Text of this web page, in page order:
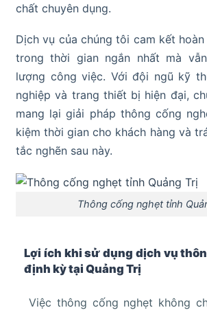
chất chuyên dụng.
Dịch vụ của chúng tôi cam kết
trong thời gian ngắn nhất mà
lượng công việc. Với đội ngũ kỹ
nghiệp và trang thiết bị hiện đại,
mang lại giải pháp thông cống
kiệm thời gian cho khách hàng và
tắc nghẽn sau này.
Thông cống nghẹt tỉnh
Lợi ích khi sử dụng dịch vụ
định kỳ tại Quảng Trị
Việc thông cống nghẹt không